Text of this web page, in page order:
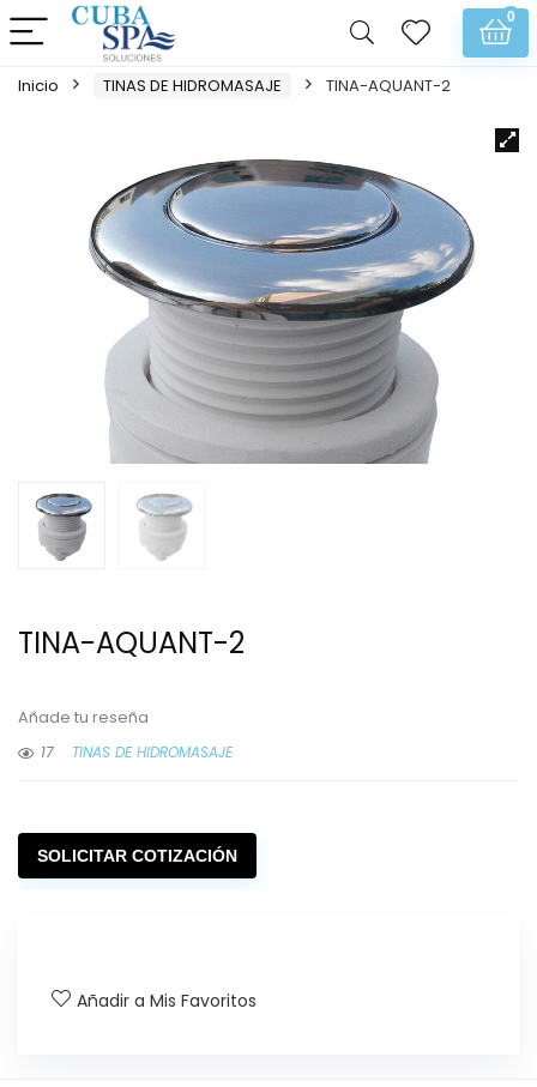
0
Inicio TINAS DE HIDROMASAJE TINA-AQUANT-2
TINA-AQUANT-2
Añade tu reseña
17
TINAS DE HIDROMASAJE
SOLICITAR COTIZACIÓN
Añadir a Mis Favoritos